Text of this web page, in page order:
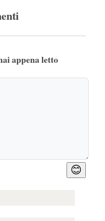
appena letto
😊